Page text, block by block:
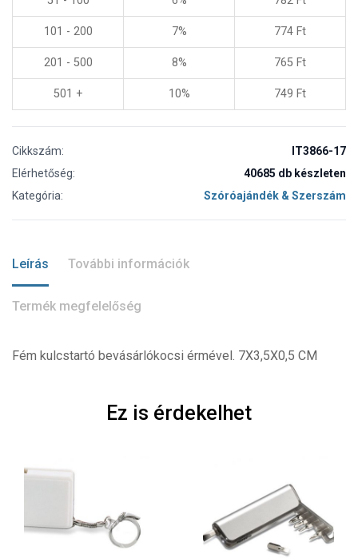
101 - 200 7% 774 Ft
201 - 500 8% 765 Ft
501 + 10% 749 Ft
Cikkszám:
IT3866-17
Elérhetőség:
40685 db készleten
Kategória:
Szóróajándék & Szerszám
Leírás További információk
Termék megfelelőség
Fém kulcstartó bevásárlókocsi érmével. 7X3,5X0,5 CM
Ez is érdekelhet